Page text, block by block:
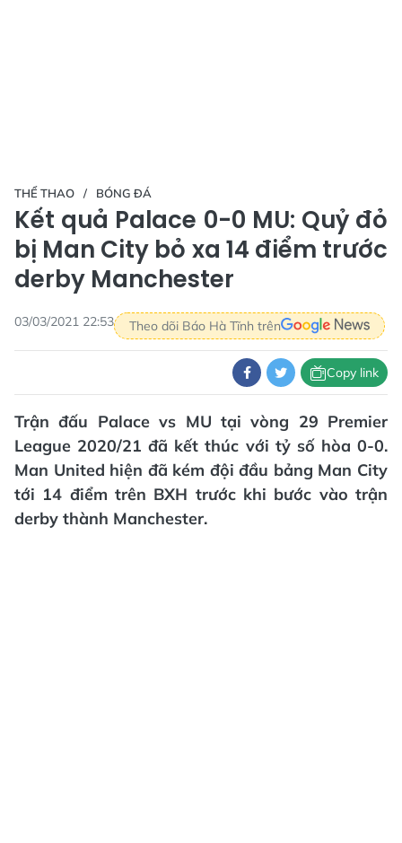
THỂ THAO BÓNG ĐÁ
Kết quả Palace 0-0 MU: Quỷ đỏ
bị Man City bỏ xa 14 điểm trước
derby Manchester
03/03/2021 22:53 Theo dõi Báo Hà Tĩnh trên
Copy link
Trận đấu Palace vs MU tại vòng 29 Premier
League 2020/21 đã kết thúc với tỷ số hòa 0-0.
Man United hiện đã kém đội đầu bảng Man City
tới 14 điểm trên BXH trước khi bước vào trận
derby thành Manchester.